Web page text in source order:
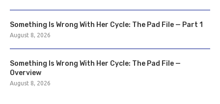
Something Is Wrong With Her Cycle: The Pad File — Part 1
August 8, 2026
Something Is Wrong With Her Cycle: The Pad File —
Overview
August 8, 2026